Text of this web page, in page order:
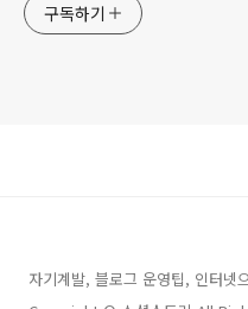
구독하기
자기계발, 블로그 운영팁, 인터넷